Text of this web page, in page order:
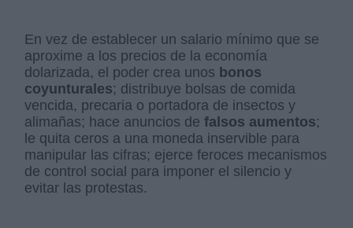
En vez de establecer un salario mínimo que se
aproxime a los precios de la economía
dolarizada, el poder crea unos bonos
coyunturales; distribuye bolsas de comida
vencida, precaria o portadora de insectos y
alimañas; hace anuncios de falsos aumentos;
le quita ceros a una moneda inservible para
manipular las cifras; ejerce feroces mecanismos
de control social para imponer el silencio y
evitar las protestas.